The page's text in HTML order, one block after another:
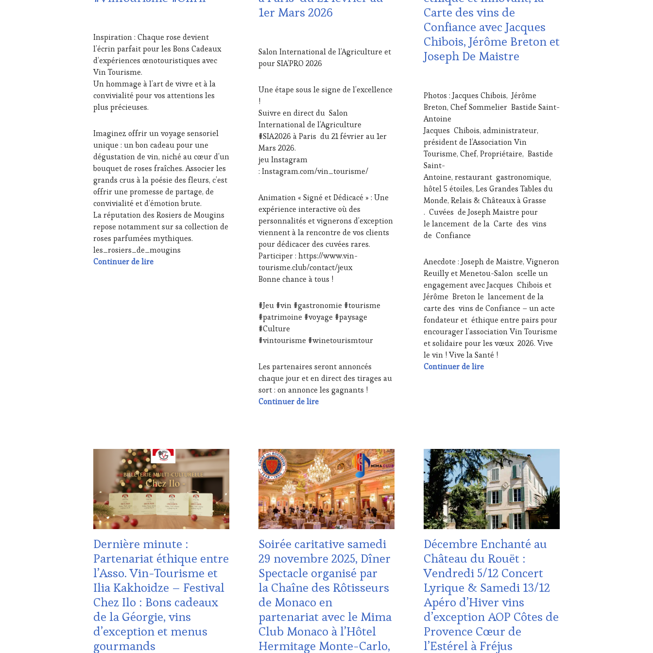
VOUCHER
WINE
WINE
TOURISM
TOUR
TOURISM
TOUR
MOVIE
WINETASTINGVOUCHER.COM
DU
VIN
ET
DE
LA
HAUTE
GASTRONOMIE
FRANÇAISE,
GUEST,
INVITATIONS
&
DÉGUSTATIONS,
WINE
TASTING ,
JEU,
MÉDIAS,
PRESSE
ÉCRITE,
RADIO,
TV,
WEB,
OENOTOURISME,
WINETASTINGVOUCHER.COM
2026
Inspiration : Chaque rose devient
l’écrin parfait pour les Bons Cadeaux
d’expériences œnotouristiques avec
Vin Tourisme.
Un hommage à l’art de vivre et à la
convivialité pour vos attentions les
plus précieuses.
Imaginez offrir un voyage sensoriel
unique : un bon cadeau pour une
dégustation de vin, niché au cœur d’un
bouquet de roses fraîches. Associer les
grands crus à la poésie des fleurs, c’est
offrir une promesse de partage, de
convivialité et d’émotion brute.
La réputation des Rosiers de Mougins
repose notamment sur sa collection de
roses parfumées mythiques.
les_rosiers_de_mougins
Continuer de lireHommage à l’art de vivre et à la convivialité Les rosiers de Mougins #VinTourisme #Offrir
FRANÇAISE
INVITATIONS
WINE
JEU,
PRESSE
ÉCRITE,
RADIO,
TV,
WEB,
OENOTOURISME,
PARTENAIRES
TOURISME,
PRODUCTEURS
RESTAURATEUR,
CUISINIER,
ŒNOLOGUE,
SOMMELIER
SALONS
INTERNATIONAUX
TASTING
VOUCHER,
TOURISM
FAME
WINE
TOURISM
TOUR,
1er Mars 2026
2026
Salon International de l’Agriculture et
pour SIA’PRO 2026
Une étape sous le signe de l’excellence
!
Suivre en direct du Salon
International de l’Agriculture
#SIA2026 à Paris du 21 février au 1er
Mars 2026.
jeu Instagram
: Instagram.com/vin_tourisme/
Animation « Signé et Dédicacé » : Une
expérience interactive où des
personnalités et vignerons d’exception
viennent à la rencontre de vos clients
pour dédicacer des cuvées rares.
Participer : https://www.vin-
tourisme.club/contact/jeux
Bonne chance à tous !
#Jeu #vin #gastronomie #tourisme
#patrimoine #voyage #paysage
#Culture
#vintourisme #winetourismtour
Les partenaires seront annoncés
chaque jour et en direct des tirages au
sort : on annonce les gagnants !
Continuer de lire#VinTourisme : Salon International de l’Agriculture et SIA’PRO à Paris du 21 février au 1er Mars
CLÉS
DU
VIN
ET
DE
LA
INVITATIONS
&
DÉGUSTATIONS,
WINE
TASTING,
JEU,
MASTERCLASS,
MÉDIAS,
PRESSE
ÉCRITE,
RADIO,
TV,
WEB,
OENOTOURISME,
PARTENAIRES
PRODUCTEURS
TERROIR ,
RESTAURATEUR,
CHEF,
CUISINIER,
ŒNOLOGUE,
SOMMELIER,
SALONS
INTERNATIONAUX
MOVIE ,
VIGNOBLES,
TOUR,
WINE
TOURISM
TOUR
MOVIE,
WINETASTINGVOUCHER.COM
Carte des vins de
Confiance avec Jacques
Chibois, Jérôme Breton et
Joseph De Maistre
2026
Photos : Jacques Chibois, Jérôme
Breton, Chef Sommelier Bastide Saint-
Antoine
Jacques Chibois, administrateur,
président de l’Association Vin
Tourisme, Chef, Propriétaire, Bastide
Saint-
Antoine, restaurant gastronomique,
hôtel 5 étoiles, Les Grandes Tables du
Monde, Relais & Châteaux à Grasse
. Cuvées de Joseph Maistre pour
le lancement de la Carte des vins
de Confiance
Anecdote : Joseph de Maistre, Vigneron
Reuilly et Menetou-Salon scelle un
engagement avec Jacques Chibois et
Jérôme Breton le lancement de la
carte des vins de Confiance – un acte
fondateur et éthique entre pairs pour
encourager l’association Vin Tourisme
et solidaire pour les vœux 2026. Vive
le vin ! Vive la Santé !
Continuer de lire2026 ! #VinTourisme coup d’envoi vers un
TASTING
VOUCHER,
CULTURAL
GUEST,
DOMAINE
VITICOLE,
ADHÉRENT,
VIN
TOURISME,
FAMOUS
HOST,
GUEST ,
INVITATIONS
&
DÉGUSTATIONS,
WINE
TASTING,
MÉDIAS,
Dernière minute :
Partenariat éthique entre
l’Asso. Vin-Tourisme et
Ilia Kakhoidze – Festival
Chez Ilo : Bons cadeaux
de la Géorgie, vins
d’exception et menus
gourmands
CLUB
:
WINE
TASTING
VOUCHER,
DOMAINE
VITICOLE,
ADHÉRENT,
VIN
TOURISME
INVITATIONS
&
DÉGUSTATIONS,
WINE
TASTING,
MÉDIAS,
PRESSE
ÉCRITE,
RADIO,
TV,
WEB,
Soirée caritative samedi
29 novembre 2025, Dîner
Spectacle organisé par
la Chaîne des Rôtisseurs
de Monaco en
partenariat avec le Mima
Club Monaco à l’Hôtel
Hermitage Monte-Carlo,
CHALLENGE
HORS
ZONE
DE
CONFORT,
CLUB
:
WINE
TASTING
VOUCHER,
CÔTES-
DE-
PROVENCE
DOMAINE
VITICOLE,
ADHÉRENT,
VIN
TOURISME,
EDITION
LES
CLÉS
Décembre Enchanté au
Château du Rouët :
Vendredi 5/12 Concert
Lyrique & Samedi 13/12
Apéro d’Hiver vins
d’exception AOP Côtes de
Provence Cœur de
l’Estérel à Fréjus